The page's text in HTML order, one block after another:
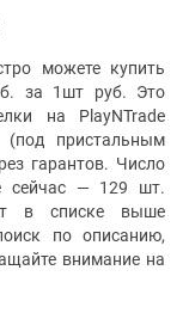
можете купить
за 1шт руб. Это
на PlayNTrade
пристальным
гарантов. Число
сейчас — 129 шт.
в списке выше
по описанию,
внимание на